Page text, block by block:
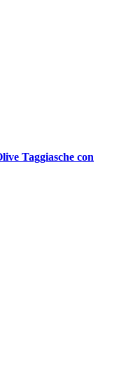
Taggiasche con